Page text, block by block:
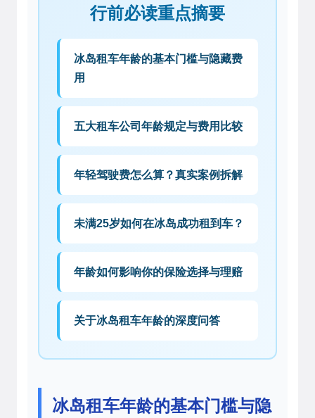
行前必读重点摘要
冰岛租车年龄的基本门槛与隐藏费
用
五大租车公司年龄规定与费用比较
年轻驾驶费怎么算？真实案例拆解
未满25岁如何在冰岛成功租到车？
年龄如何影响你的保险选择与理赔
关于冰岛租车年龄的深度问答
冰岛租车年龄的基本门槛与隐